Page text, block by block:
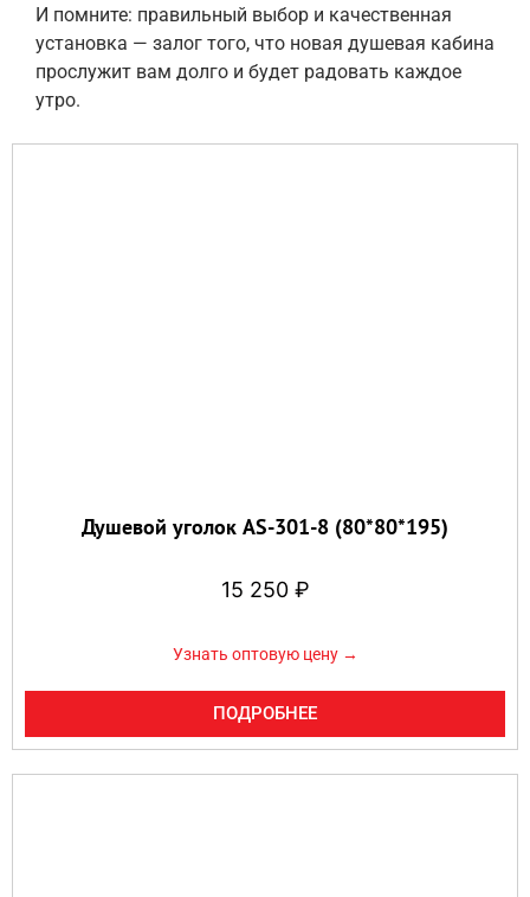
И помните: правильный выбор и качественная
установка — залог того, что новая душевая кабина
прослужит вам долго и будет радовать каждое
утро.
Душевой уголок AS-301-8 (80*80*195)
15 250 ₽
Узнать оптовую цену →
ПОДРОБНЕЕ